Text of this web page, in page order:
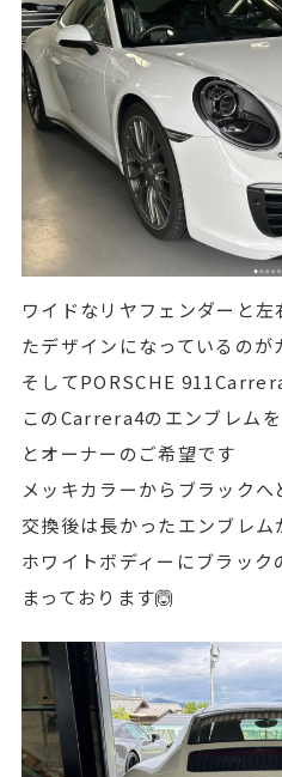
ワイドなリヤフェンダーと
たデザインになっているの
そしてPORSCHE
このCarrera4のエンブレム
とオーナーのご希望です
メッキカラーからブラックへ
交換後は長かったエンブレ
ホワイトボディーにブラッ
まっております🙆